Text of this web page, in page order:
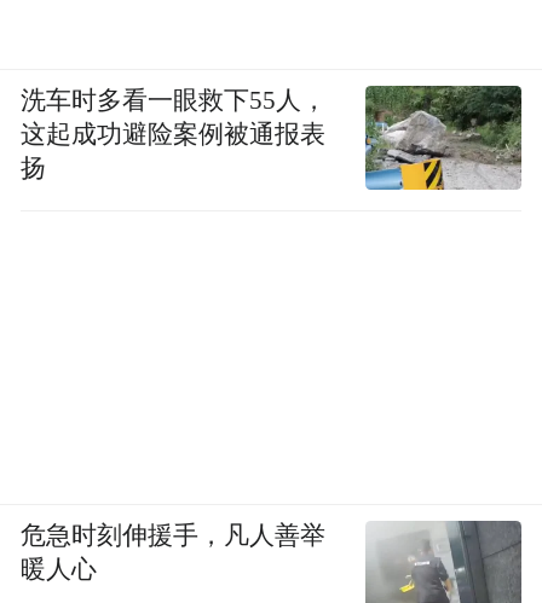
洗车时多看一眼救下55人，
这起成功避险案例被通报表
扬
危急时刻伸援手，凡人善举
暖人心